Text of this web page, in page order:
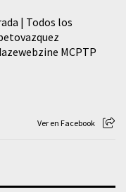
| Todos los
MCPTP
Ver en Facebook